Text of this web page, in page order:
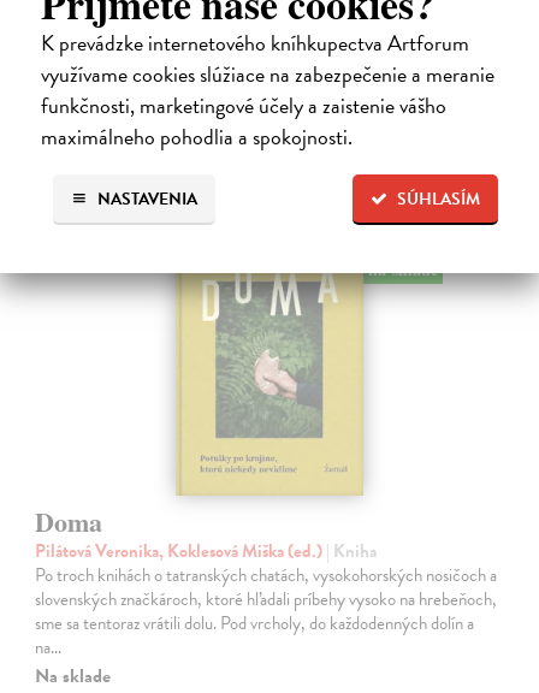
K prevádzke internetového kníhkupectva Artforum
využívame cookies slúžiace na zabezpečenie a meranie
funkčnosti, marketingové účely a zaistenie vášho
maximálneho pohodlia a spokojnosti.
SÚHLASÍM
NASTAVENIA
s proevropským směřováním proměnila ve stát ovládaný jednou
stranou. Autorka,…
Na sklade
18,99 €
21,10 € ?
na sklade
Doma
Pilátová Veronika, Koklesová Miška (ed.)| Kniha
Po troch knihách o tatranských chatách, vysokohorských nosičoch a
slovenských značkároch, ktoré hľadali príbehy vysoko na hrebeňoch,
sme sa tentoraz vrátili dolu. Pod vrcholy, do každodenných dolín a
na…
Na sklade